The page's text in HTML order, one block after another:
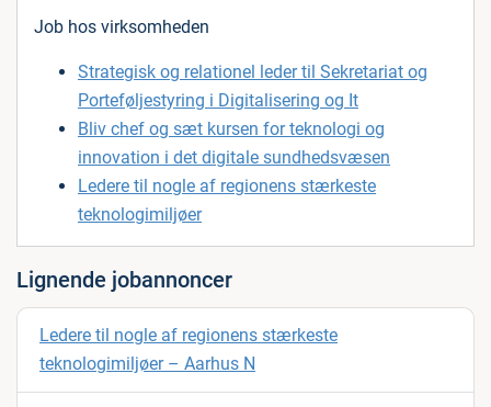
Job hos virksomheden
Strategisk og relationel leder til Sekretariat og
Porteføljestyring i Digitalisering og It
Bliv chef og sæt kursen for teknologi og
innovation i det digitale sundhedsvæsen
Ledere til nogle af regionens stærkeste
teknologimiljøer
Lignende jobannoncer
Ledere til nogle af regionens stærkeste
teknologimiljøer – Aarhus N